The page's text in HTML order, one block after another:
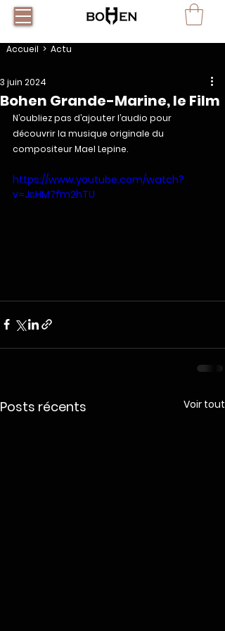
Accueil > Actu
Bohen Grande-Marine, le Film
3 juin 2024
N’oubliez pas d’ajouter l’audio pour
découvrir la musique originale du
compositeur Mael Lepine.
https://www.youtube.com/watch?
v=JsHM7fm2hTU
Posts récents Voir tout